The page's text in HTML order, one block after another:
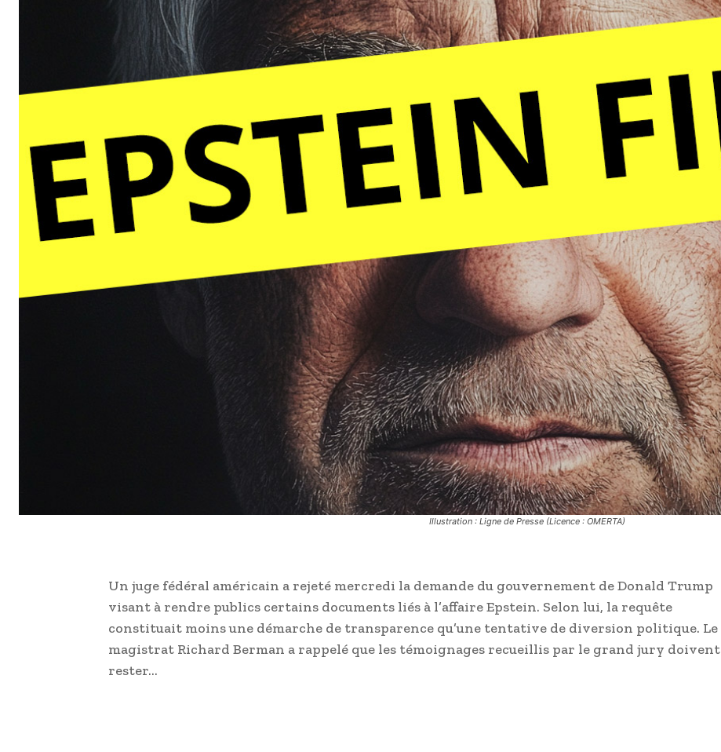
Illustration : Ligne de Presse (Licence : OMERTA)
Un juge fédéral américain a rejeté mercredi la demande du gouvernement de Donald Trump
visant à rendre publics certains documents liés à l’affaire Epstein. Selon lui, la requête
constituait moins une démarche de transparence qu’une tentative de diversion politique. Le
magistrat Richard Berman a rappelé que les témoignages recueillis par le grand jury doivent
rester…